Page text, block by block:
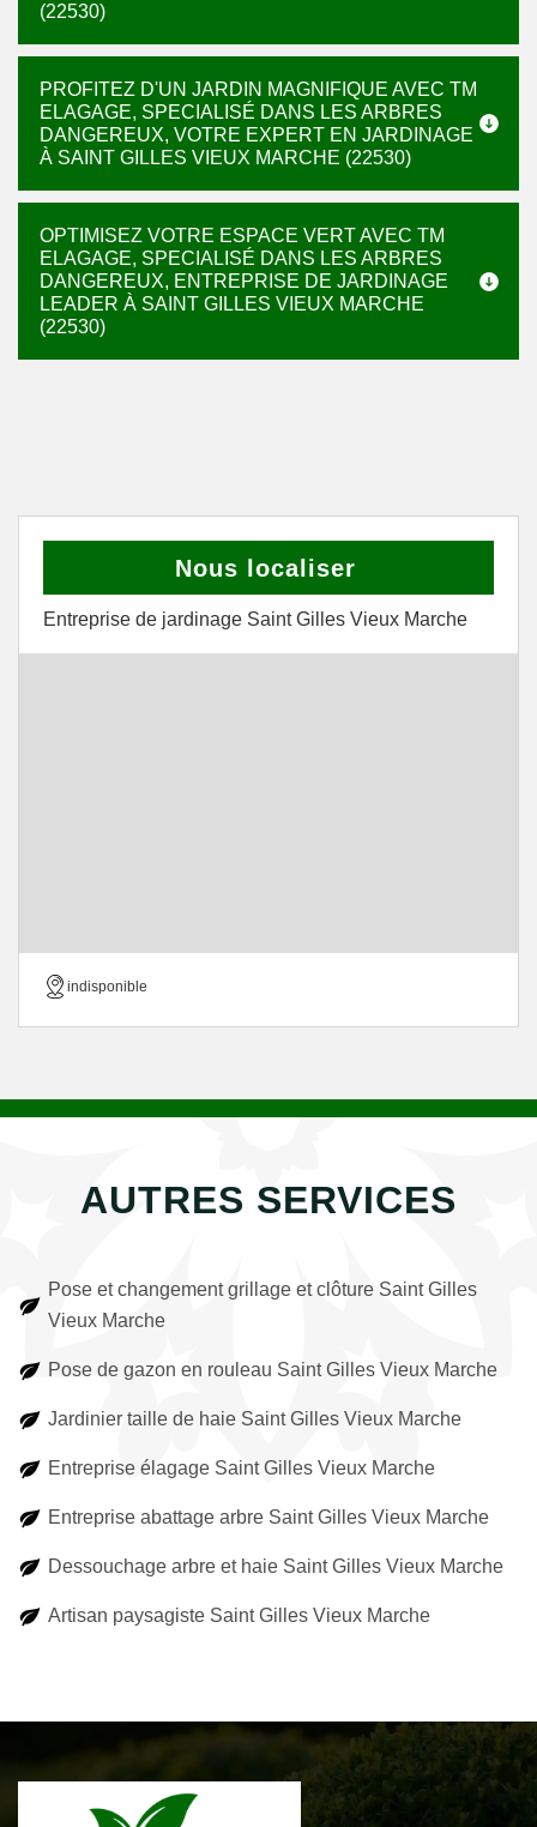
(22530)
PROFITEZ D'UN JARDIN MAGNIFIQUE AVEC TM
ELAGAGE, SPECIALISÉ DANS LES ARBRES
DANGEREUX, VOTRE EXPERT EN JARDINAGE
À SAINT GILLES VIEUX MARCHE (22530)
OPTIMISEZ VOTRE ESPACE VERT AVEC TM
ELAGAGE, SPECIALISÉ DANS LES ARBRES
DANGEREUX, ENTREPRISE DE JARDINAGE
LEADER À SAINT GILLES VIEUX MARCHE
(22530)
Nous localiser
Entreprise de jardinage Saint Gilles Vieux Marche
indisponible
AUTRES SERVICES
Pose et changement grillage et clôture Saint Gilles
Vieux Marche
Pose de gazon en rouleau Saint Gilles Vieux Marche
Jardinier taille de haie Saint Gilles Vieux Marche
Entreprise élagage Saint Gilles Vieux Marche
Entreprise abattage arbre Saint Gilles Vieux Marche
Dessouchage arbre et haie Saint Gilles Vieux Marche
Artisan paysagiste Saint Gilles Vieux Marche